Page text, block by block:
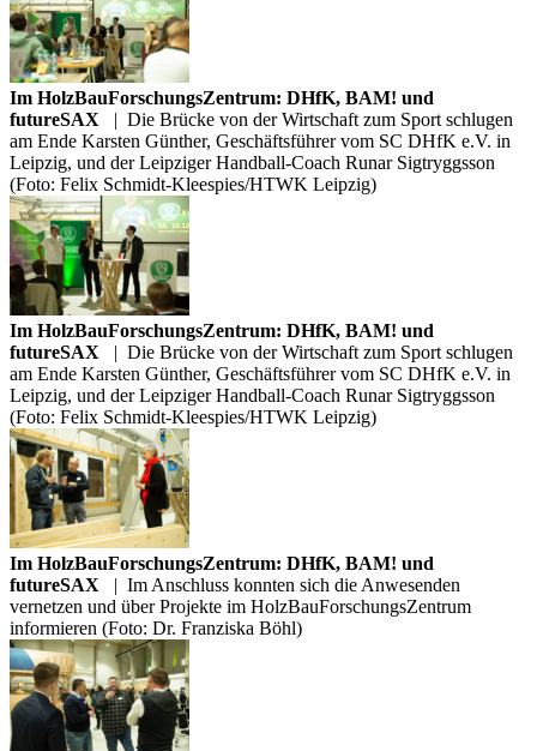
Im HolzBauForschungsZentrum: DHfK, BAM! und
futureSAX | Die Brücke von der Wirtschaft zum Sport schlugen
am Ende Karsten Günther, Geschäftsführer vom SC DHfK e.V. in
Leipzig, und der Leipziger Handball-Coach Runar Sigtryggsson
(Foto: Felix Schmidt-Kleespies/HTWK Leipzig)
Im HolzBauForschungsZentrum: DHfK, BAM! und
futureSAX | Die Brücke von der Wirtschaft zum Sport schlugen
am Ende Karsten Günther, Geschäftsführer vom SC DHfK e.V. in
Leipzig, und der Leipziger Handball-Coach Runar Sigtryggsson
(Foto: Felix Schmidt-Kleespies/HTWK Leipzig)
Im HolzBauForschungsZentrum: DHfK, BAM! und
futureSAX | Im Anschluss konnten sich die Anwesenden
vernetzen und über Projekte im HolzBauForschungsZentrum
informieren (Foto: Dr. Franziska Böhl)